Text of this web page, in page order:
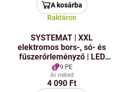
A kosárba
Raktáron
SYSTEMAT | XXL
elektromos bors-, só- és
fűszerőrleményző | LED
világítás & állítható
szemcsenagyság |
kerámiás mechanizmus
9 PE
Ár neked
4 090 Ft